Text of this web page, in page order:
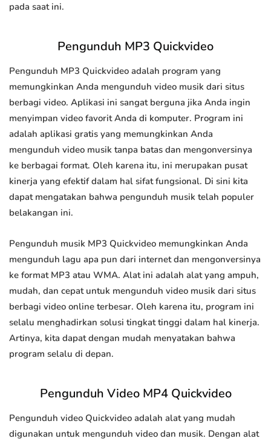
pada saat ini.
Pengunduh MP3 Quickvideo
Pengunduh MP3 Quickvideo adalah program yang
memungkinkan Anda mengunduh video musik dari situs
berbagi video. Aplikasi ini sangat berguna jika Anda ingin
menyimpan video favorit Anda di komputer. Program ini
adalah aplikasi gratis yang memungkinkan Anda
mengunduh video musik tanpa batas dan mengonversinya
ke berbagai format. Oleh karena itu, ini merupakan pusat
kinerja yang efektif dalam hal sifat fungsional. Di sini kita
dapat mengatakan bahwa pengunduh musik telah populer
belakangan ini.
Pengunduh musik MP3 Quickvideo memungkinkan Anda
mengunduh lagu apa pun dari internet dan mengonversinya
ke format MP3 atau WMA. Alat ini adalah alat yang ampuh,
mudah, dan cepat untuk mengunduh video musik dari situs
berbagi video online terbesar. Oleh karena itu, program ini
selalu menghadirkan solusi tingkat tinggi dalam hal kinerja.
Artinya, kita dapat dengan mudah menyatakan bahwa
program selalu di depan.
Pengunduh Video MP4 Quickvideo
Pengunduh video Quickvideo adalah alat yang mudah
digunakan untuk mengunduh video dan musik. Dengan alat